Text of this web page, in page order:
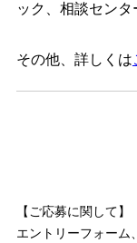
ック、相談センタ
その他、詳しくは
【ご応募に関して】
エントリーフォーム